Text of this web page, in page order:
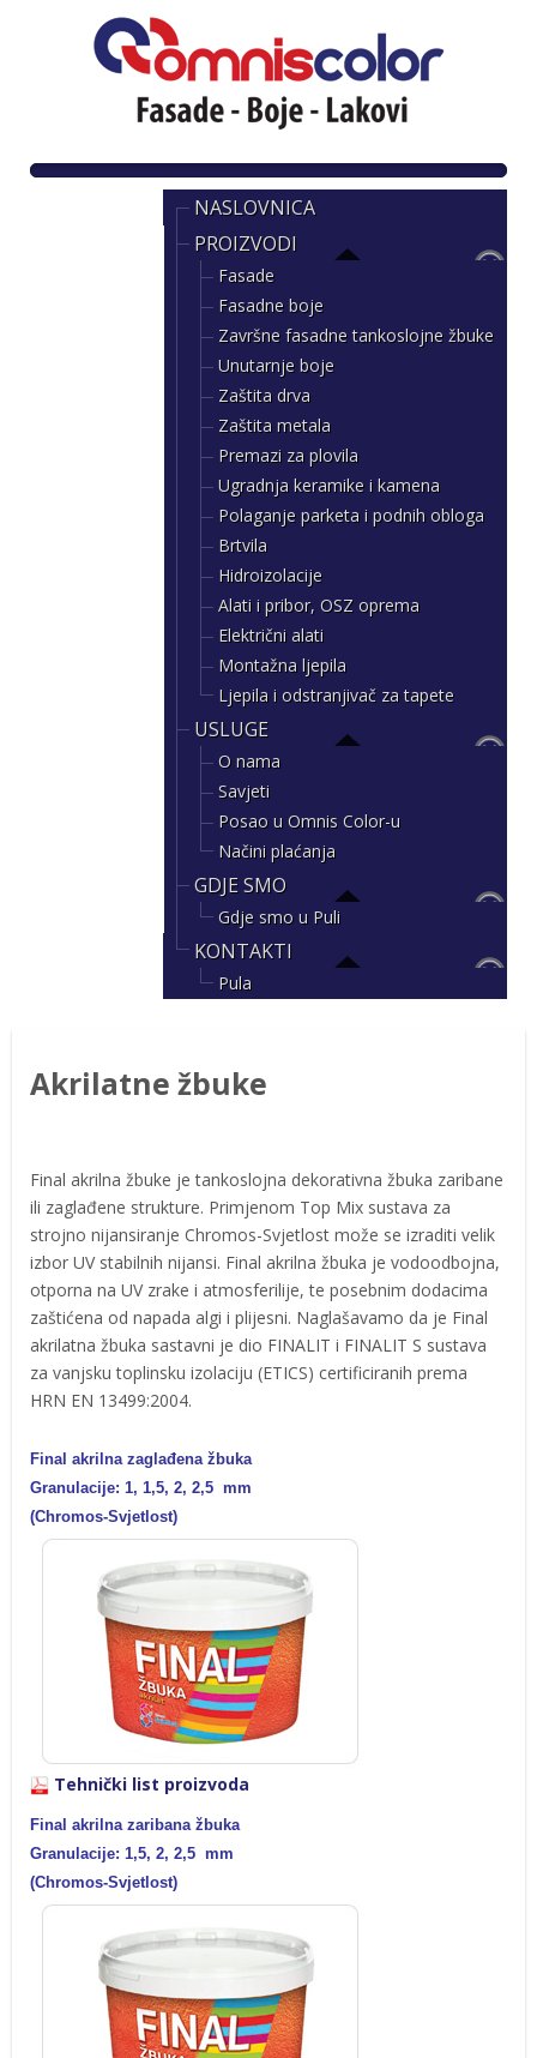
NASLOVNICA
PROIZVODI
Fasade
Fasadne boje
Završne fasadne tankoslojne žbuke
Unutarnje boje
Zaštita drva
Zaštita metala
Premazi za plovila
Ugradnja keramike i kamena
Polaganje parketa i podnih obloga
Brtvila
Hidroizolacije
Alati i pribor, OSZ oprema
Električni alati
Montažna ljepila
Ljepila i odstranjivač za tapete
USLUGE
O nama
Savjeti
Posao u Omnis Color-u
Načini plaćanja
GDJE SMO
Gdje smo u Puli
KONTAKTI
Pula
Akrilatne žbuke
Final akrilna žbuke je tankoslojna dekorativna žbuka zaribane
ili zaglađene strukture. Primjenom Top Mix sustava za
strojno nijansiranje Chromos-Svjetlost može se izraditi velik
izbor UV stabilnih nijansi. Final akrilna žbuka je vodoodbojna,
otporna na UV zrake i atmosferilije, te posebnim dodacima
zaštićena od napada algi i plijesni. Naglašavamo da je Final
akrilatna žbuka sastavni je dio FINALIT i FINALIT S sustava
za vanjsku toplinsku izolaciju (ETICS) certificiranih prema
HRN EN 13499:2004.
Final akrilna zaglađena žbuka
Granulacije: 1, 1,5, 2, 2,5 mm
(Chromos-Svjetlost)
Tehnički list proizvoda
Final akrilna zaribana žbuka
Granulacije: 1,5, 2, 2,5 mm
(Chromos-Svjetlost)